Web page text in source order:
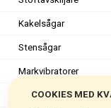
COOKIES MED
Kakelsågar
Stensågar
Markvibratorer
Rullvibratorer